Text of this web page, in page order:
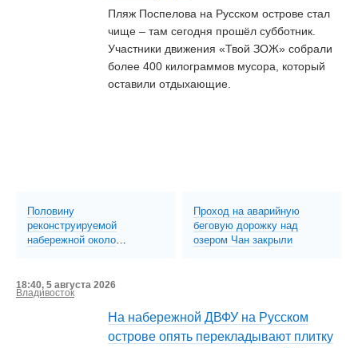
Пляж Поспелова на Русском острове стал
чище – там сегодня прошёл субботник.
Участники движения «Твой ЗОЖ» собрали
более 400 килограммов мусора, который
оставили отдыхающие.
Половину
реконструируемой
набережной около
Проход на аварийную
беговую дорожку над
озером Чан закрыли
18:40, 5 августа 2026
Владивосток
На набережной ДВФУ на Русском
острове опять перекладывают плитку